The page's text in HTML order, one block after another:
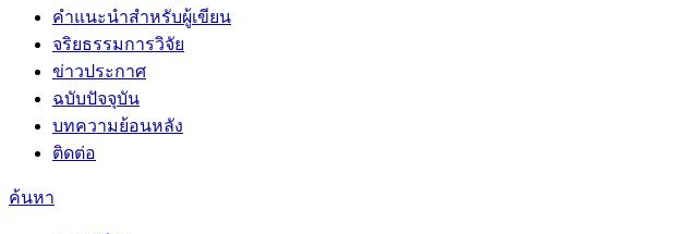
คำแนะนำสำหรับผู้เขียน
จริยธรรมการวิจัย
ข่าวประกาศ
ฉบับปัจจุบัน
บทความย้อนหลัง
ติดต่อ
ค้นหา